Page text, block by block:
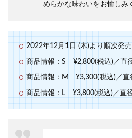
めらかな味わいをお愉しみ
2022年12月1日 (木)より順次発売
商品情報：S ¥2,800(税込)／直
商品情報：M ¥3,300(税込)／
商品情報：L ¥3,800(税込)／直